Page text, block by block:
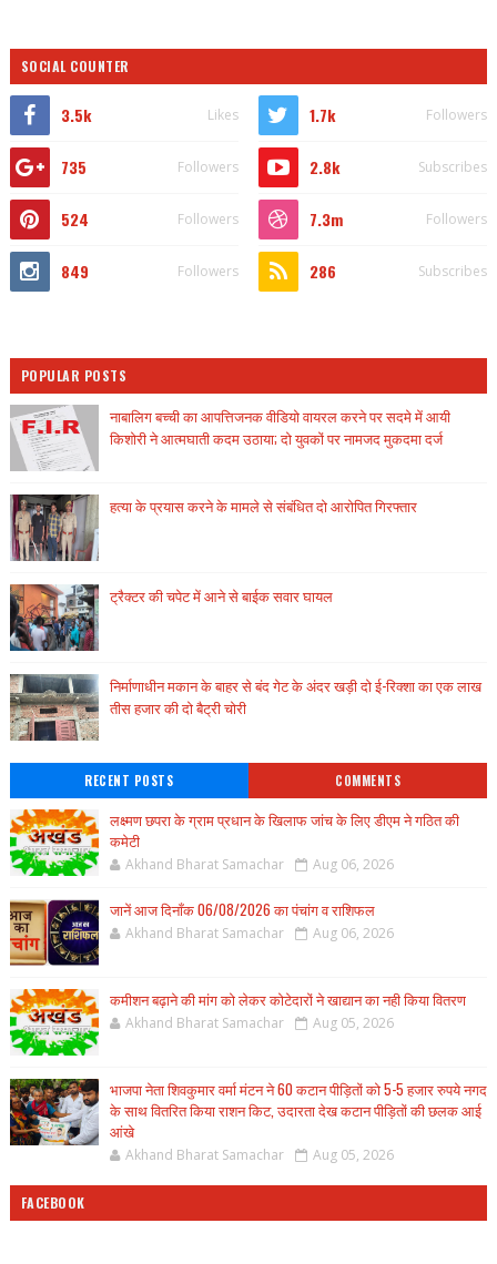
SOCIAL COUNTER
3.5k Likes 1.7k Followers
735 Followers 2.8k Subscribes
524 Followers 7.3m Followers
849 Followers 286 Subscribes
POPULAR POSTS
नाबालिग बच्ची का आपत्तिजनक वीडियो वायरल करने पर सदमे में आयी
किशोरी ने आत्मघाती कदम उठाया; दो युवकों पर नामजद मुकदमा दर्ज
हत्या के प्रयास करने के मामले से संबंधित दो आरोपित गिरफ्तार
ट्रैक्टर की चपेट में आने से बाईक सवार घायल
निर्माणाधीन मकान के बाहर से बंद गेट के अंदर खड़ी दो ई-रिक्शा का एक लाख
तीस हजार की दो बैट्री चोरी
RECENT POSTS COMMENTS
लक्ष्मण छपरा के ग्राम प्रधान के खिलाफ जांच के लिए डीएम ने गठित की
कमेटी
Akhand Bharat Samachar Aug 06, 2026
जानें आज दिनाँक 06/08/2026 का पंचांग व राशिफल
Akhand Bharat Samachar Aug 06, 2026
कमीशन बढ़ाने की मांग को लेकर कोटेदारों ने खाद्यान का नही किया वितरण
Akhand Bharat Samachar Aug 05, 2026
भाजपा नेता शिवकुमार वर्मा मंटन ने 60 कटान पीड़ितों को 5-5 हजार रुपये नगद
के साथ वितरित किया राशन किट, उदारता देख कटान पीड़ितों की छलक आई
आंखे
Akhand Bharat Samachar Aug 05, 2026
FACEBOOK